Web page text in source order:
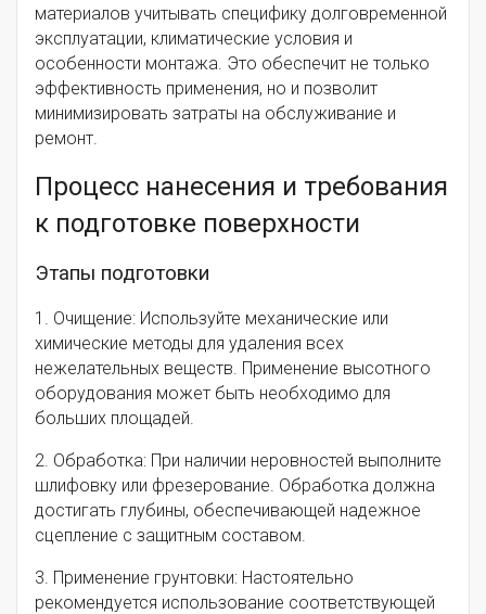
материалов учитывать специфику долговременной
эксплуатации, климатические условия и
особенности монтажа. Это обеспечит не только
эффективность применения, но и позволит
минимизировать затраты на обслуживание и
ремонт.
Процесс нанесения и требования
к подготовке поверхности
Этапы подготовки
1. Очищение: Используйте механические или
химические методы для удаления всех
нежелательных веществ. Применение высотного
оборудования может быть необходимо для
больших площадей.
2. Обработка: При наличии неровностей выполните
шлифовку или фрезерование. Обработка должна
достигать глубины, обеспечивающей надежное
сцепление с защитным составом.
3. Применение грунтовки: Настоятельно
рекомендуется использование соответствующей